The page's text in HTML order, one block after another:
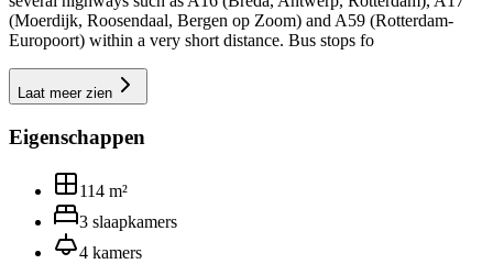
(Moerdijk, Roosendaal, Bergen op Zoom) and A59 (Rotterdam-
Europoort) within a very short distance. Bus stops fo
Laat meer zien
Eigenschappen
114 m²
3 slaapkamers
4 kamers